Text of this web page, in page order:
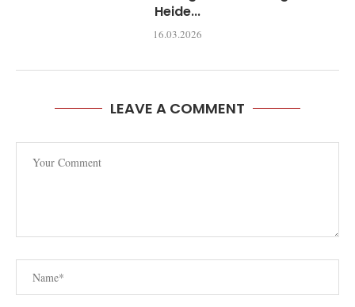
Heide...
16.03.2026
LEAVE A COMMENT